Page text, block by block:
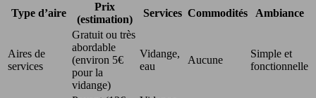
Type d’aire
Prix
(estimation)
Services Commodités Ambiance
Aires de
services
Gratuit ou très
abordable
(environ 5€
pour la
vidange)
Vidange,
eau
Aucune
Simple et
fonctionnelle